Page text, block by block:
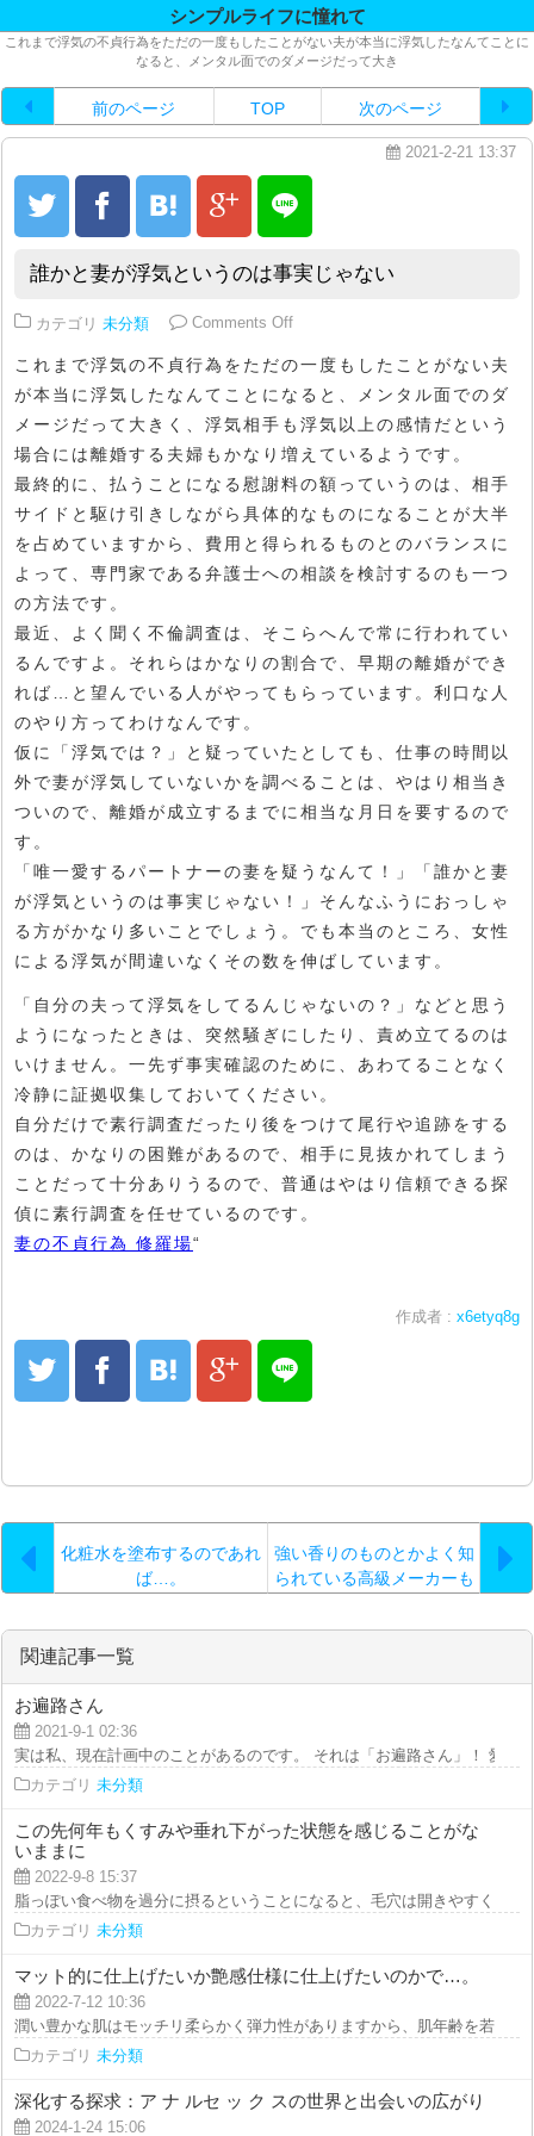
シンプルライフに憧れて
これまで浮気の不貞行為をただの一度もしたことがない夫が本当に浮気したなんてことに
なると、メンタル面でのダメージだって大き
前のページ TOP 次のページ
2021-2-21 13:37
誰かと妻が浮気というのは事実じゃない
カテゴリ 未分類 Comments Offon 誰かと妻が浮気というのは事実
これまで浮気の不貞行為をただの一度もしたことがない夫
が本当に浮気したなんてことになると、メンタル面でのダ
メージだって大きく、浮気相手も浮気以上の感情だという
場合には離婚する夫婦もかなり増えているようです。
最終的に、払うことになる慰謝料の額っていうのは、相手
サイドと駆け引きしながら具体的なものになることが大半
を占めていますから、費用と得られるものとのバランスに
よって、専門家である弁護士への相談を検討するのも一つ
の方法です。
最近、よく聞く不倫調査は、そこらへんで常に行われてい
るんですよ。それらはかなりの割合で、早期の離婚ができ
れば…と望んでいる人がやってもらっています。利口な人
のやり方ってわけなんです。
仮に「浮気では？」と疑っていたとしても、仕事の時間以
外で妻が浮気していないかを調べることは、やはり相当き
ついので、離婚が成立するまでに相当な月日を要するので
す。
「唯一愛するパートナーの妻を疑うなんて！」「誰かと妻
が浮気というのは事実じゃない！」そんなふうにおっしゃ
る方がかなり多いことでしょう。でも本当のところ、女性
による浮気が間違いなくその数を伸ばしています。
「自分の夫って浮気をしてるんじゃないの？」などと思う
ようになったときは、突然騒ぎにしたり、責め立てるのは
いけません。一先ず事実確認のために、あわてることなく
冷静に証拠収集しておいてください。
自分だけで素行調査だったり後をつけて尾行や追跡をする
のは、かなりの困難があるので、相手に見抜かれてしまう
ことだって十分ありうるので、普通はやはり信頼できる探
偵に素行調査を任せているのです。
妻の不貞行為 修羅場“
作成者 : x6etyq8g
化粧水を塗布するのであれ
ば…。
強い香りのものとかよく知
られている高級メーカーも
関連記事一覧
お遍路さん
2021-9-1 02:36
実は私、現在計画中のことがあるのです。 それは「お遍路さん」！ 愛犬
カテゴリ 未分類
この先何年もくすみや垂れ下がった状態を感じることがな
いままに
2022-9-8 15:37
脂っぽい食べ物を過分に摂るということになると、毛穴は開きやすくなっ
カテゴリ 未分類
マット的に仕上げたいか艶感仕様に仕上げたいのかで…。
2022-7-12 10:36
潤い豊かな肌はモッチリ柔らかく弾力性がありますから、肌年齢を若く見
カテゴリ 未分類
深化する探求：ア ナ ルセ ッ ク スの世界と出会いの広がり
2024-1-24 15:06